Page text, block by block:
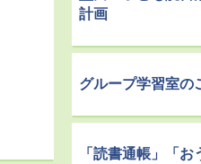
計画
グループ学習室の
「読書通帳」「お